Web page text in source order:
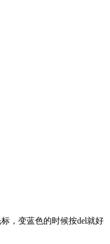
，变蓝色的时候按del就好